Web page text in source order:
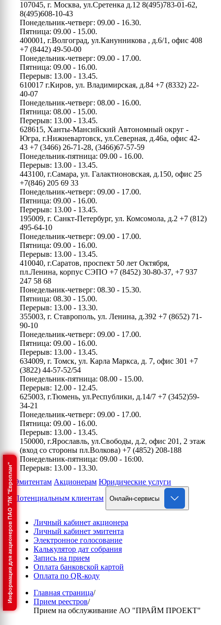
Информация для акционеров ПАО "ЛК "Европлан"
107045, г. Москва, ул.Сретенка д.12 8(495)783-01-62,
8(495)608-10-43
Понедельник-четверг: 09.00 - 16.30.
Пятница: 09.00 - 15.00.
400001, г.Волгоград, ул.Канунникова , д.6/1, офис 408
+7 (8442) 49-50-00
Понедельник-четверг: 09.00 - 17.00.
Пятница: 09.00 - 16.00.
Перерыв: 13.00 - 13.45.
610017 г.Киров, ул. Владимирская, д.84 +7 (8332) 22-
40-07
Понедельник-четверг: 08.00 - 16.00.
Пятница: 08.00 - 15.00.
Перерыв: 13.00 - 13.45.
628615, Ханты-Мансийский Автономный округ -
Югра, г.Нижневартовск, ул.Северная, д.46а, офис 42-
43 +7 (3466) 26-71-28, (3466)67-57-59
Понедельник-пятница: 09.00 - 16.00.
Перерыв: 13.00 - 13.45.
443100, г.Самара, ул. Галактионовская, д.150, офис 25
+7(846) 205 69 33
Понедельник-четверг: 09.00 - 17.00.
Пятница: 09.00 - 16.00.
Перерыв: 13.00 - 13.45.
195009, г. Санкт-Петербург, ул. Комсомола, д.2 +7 (812)
495-64-10
Понедельник-четверг: 09.00 - 17.00.
Пятница: 09.00 - 16.00.
Перерыв: 13.00 - 13.45.
410040, г.Саратов, проспект 50 лет Октября,
пл.Ленина, корпус СЭПО +7 (8452) 30-80-37, +7 937
247 58 68
Понедельник-четверг: 08.30 - 15.30.
Пятница: 08.30 - 15.00.
Перерыв: 13.00 - 13.30.
355003, г. Ставрополь, ул. Ленина, д.392 +7 (8652) 71-
90-10
Понедельник-четверг: 09.00 - 17.00.
Пятница: 09.00 - 16.00.
Перерыв: 13.00 - 13.45.
634009, г. Томск, ул. Карла Маркса, д. 7, офис 301 +7
(3822) 44-57-52/54
Понедельник-пятница: 08.00 - 15.00.
Перерыв: 12.00 - 12.45.
625003, г.Тюмень, ул.Республики, д.14/7 +7 (3452)59-
34-21
Понедельник-четверг: 09.00 - 17.00.
Пятница: 09.00 - 16.00.
Перерыв: 13.00 - 13.45.
150000, г.Ярославль, ул.Свободы, д.2, офис 201, 2 этаж
(вход со стороны пл.Волкова) +7 (4852) 208-188
Понедельник-пятница: 09.00 - 16:00.
Перерыв: 13.00 - 13.30.
Эмитентам Акционерам Юридические услуги
Потенциальным клиентам
Онлайн-сервисы
Личный кабинет акционера
Личный кабинет эмитента
Электронное голосование
Калькулятор дат собрания
Запись на прием
Оплата банковской картой
Оплата по QR-коду
Главная страница/
Прием реестров/
Прием на обслуживание АО "ПРАЙМ ПРОЕКТ"